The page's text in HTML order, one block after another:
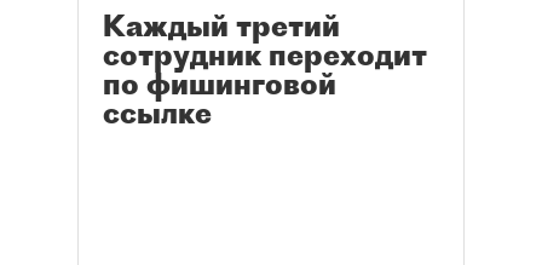
Каждый третий
сотрудник переходит
по фишинговой
ссылке